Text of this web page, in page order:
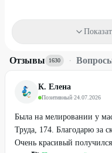
Отзывы 1630 ·
К. Елена
Позитивный·24.07.2026
Была на мелировании у
Труда, 174. Благодарю за
Очень красивый